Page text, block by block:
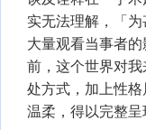
实无法理解，「
大量观看当事者
前，这个世界对
处方式，加上性
温柔，得以完整呈